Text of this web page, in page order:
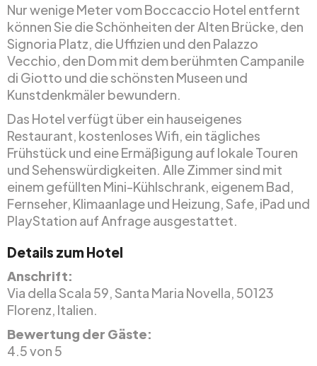
Nur wenige Meter vom Boccaccio Hotel entfernt
können Sie die Schönheiten der Alten Brücke, den
Signoria Platz, die Uffizien und den Palazzo
Vecchio, den Dom mit dem berühmten Campanile
di Giotto und die schönsten Museen und
Kunstdenkmäler bewundern.
Das Hotel verfügt über ein hauseigenes
Restaurant, kostenloses Wifi, ein tägliches
Frühstück und eine Ermäßigung auf lokale Touren
und Sehenswürdigkeiten. Alle Zimmer sind mit
einem gefüllten Mini-Kühlschrank, eigenem Bad,
Fernseher, Klimaanlage und Heizung, Safe, iPad und
PlayStation auf Anfrage ausgestattet.
Details zum Hotel
Anschrift:
Via della Scala 59, Santa Maria Novella, 50123
Florenz, Italien.
Bewertung der Gäste:
4.5 von 5